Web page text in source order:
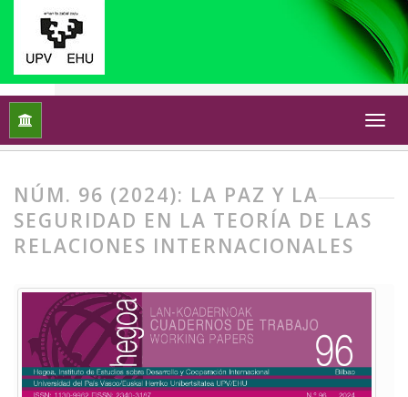
Inicio Núm. 96 (2024): La paz y la seguridad en
NÚM. 96 (2024): LA PAZ Y LA
SEGURIDAD EN LA TEORÍA DE LAS
RELACIONES INTERNACIONALES